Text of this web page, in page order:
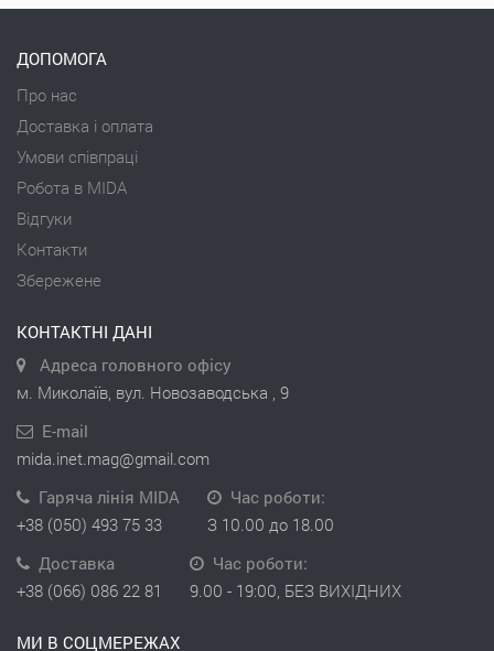
ДОПОМОГА
Про нас
Доставка і оплата
Умови співпраці
Робота в MIDA
Відгуки
Контакти
Збережене
КОНТАКТНІ ДАНІ
Адреса головного офісу
м. Миколаїв, вул. Новозаводська , 9
E-mail
mida.inet.mag@gmail.com
Гаряча лінія MIDA
+38 (050) 493 75 33
Час роботи:
З 10.00 до 18.00
Доставка
+38 (066) 086 22 81
Час роботи:
9.00 - 19:00, БЕЗ ВИХІДНИХ
МИ В СОЦМЕРЕЖАХ